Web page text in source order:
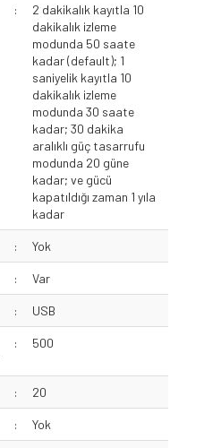
:
2 dakikalık kayıtla 10
dakikalık izleme
modunda 50 saate
kadar (default); 1
saniyelik kayıtla 10
dakikalık izleme
modunda 30 saate
kadar; 30 dakika
aralıklı güç tasarrufu
modunda 20 güne
kadar; ve gücü
kapatıldığı zaman 1 yıla
kadar
: Yok
: Var
: USB
: 500
: 20
: Yok